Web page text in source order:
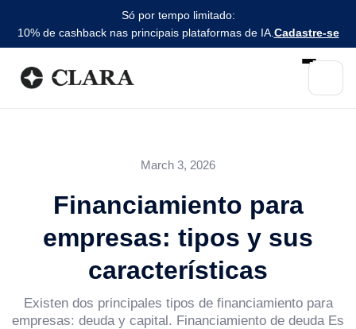
Só por tempo limitado:
10% de cashback nas principais plataformas de IA. Cadastre-se
March 3, 2026
Financiamiento para
empresas: tipos y sus
características
Existen dos principales tipos de financiamiento para
empresas: deuda y capital. Financiamiento de deuda Es